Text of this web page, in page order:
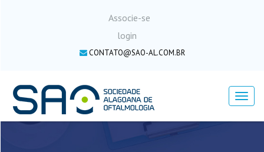
Associe-se
login
CONTATO@SAO-AL.COM.BR
Menu